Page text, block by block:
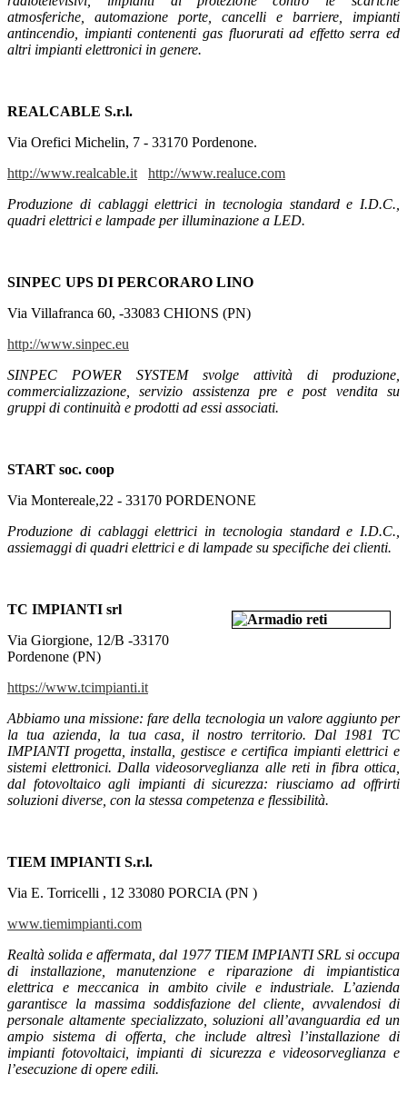
atmosferiche, automazione porte, cancelli e barriere, impianti
antincendio, impianti contenenti gas fluorurati ad effetto serra ed
altri impianti elettronici in genere.
REALCABLE S.r.l.
Via Orefici Michelin, 7 - 33170 Pordenone.
http://www.realcable.it
http://www.realuce.com
Produzione di cablaggi elettrici in tecnologia standard e I.D.C.,
quadri elettrici e lampade per illuminazione a LED.
SINPEC UPS DI PERCORARO LINO
Via Villafranca 60, -33083 CHIONS (PN)
http://www.sinpec.eu
SINPEC POWER SYSTEM svolge attività di produzione,
commercializzazione, servizio assistenza pre e post vendita su
gruppi di continuità e prodotti ad essi associati.
START soc. coop
Via Montereale,22 - 33170 PORDENONE
Produzione di cablaggi elettrici in tecnologia standard e I.D.C.,
assiemaggi di quadri elettrici e di lampade su specifiche dei clienti.
TC IMPIANTI srl
Via Giorgione, 12/B -33170
Pordenone (PN)
https://www.tcimpianti.it
Abbiamo una missione: fare della tecnologia un valore aggiunto per
la tua azienda, la tua casa, il nostro territorio. Dal 1981 TC
IMPIANTI progetta, installa, gestisce e certifica impianti elettrici e
sistemi elettronici. Dalla videosorveglianza alle reti in fibra ottica,
dal fotovoltaico agli impianti di sicurezza: riusciamo ad offrirti
soluzioni diverse, con la stessa competenza e flessibilità.
TIEM IMPIANTI S.r.l.
Via E. Torricelli , 12 33080 PORCIA (PN )
www.tiemimpianti.com
Realtà solida e affermata, dal 1977 TIEM IMPIANTI SRL si occupa
di installazione, manutenzione e riparazione di impiantistica
elettrica e meccanica in ambito civile e industriale. L’azienda
garantisce la massima soddisfazione del cliente, avvalendosi di
personale altamente specializzato, soluzioni all’avanguardia ed un
ampio sistema di offerta, che include altresì l’installazione di
impianti fotovoltaici, impianti di sicurezza e videosorveglianza e
l’esecuzione di opere edili.